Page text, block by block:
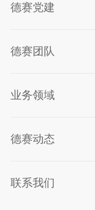
德赛党建
德赛团队
业务领域
德赛动态
联系我们